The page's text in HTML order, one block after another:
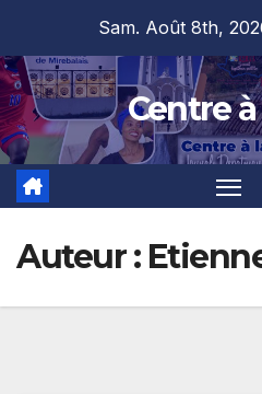
content
Sam. Août 8th,
Centre à
Auteur :